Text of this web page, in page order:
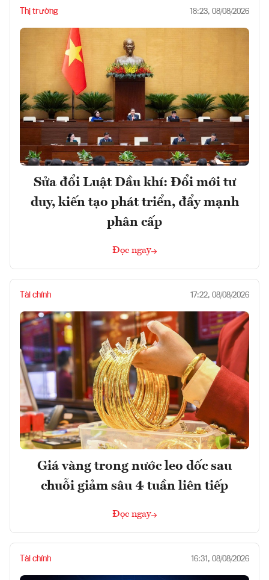
Thị trường 18:23, 08/08/2026
Sửa đổi Luật Dầu khí: Đổi mới tư
duy, kiến tạo phát triển, đẩy mạnh
phân cấp
Đọc ngay
Tài chính 17:22, 08/08/2026
Giá vàng trong nước leo dốc sau
chuỗi giảm sâu 4 tuần liên tiếp
Đọc ngay
Tài chính 16:31, 08/08/2026